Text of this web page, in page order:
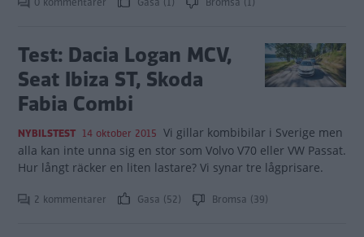
Test: Dacia Logan MCV,
Seat Ibiza ST, Skoda
Fabia Combi
NYBILSTEST 14 oktober 2015 Vi gillar kombibilar i Sverige men
alla kan inte unna sig en stor som Volvo V70 eller VW Passat.
Hur långt räcker en liten lastare? Vi synar tre lågprisare.
2 kommentarer Gasa (52) Bromsa (39)